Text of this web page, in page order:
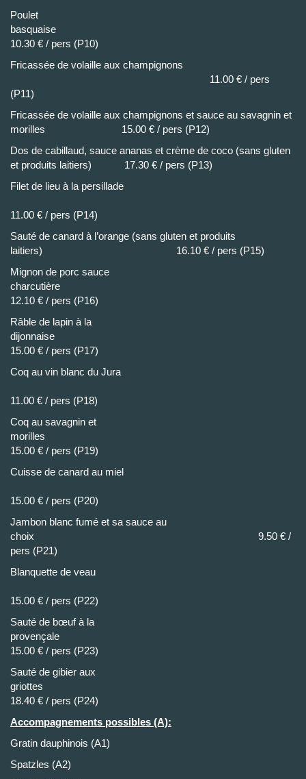
Poulet
10.30 € / pers (P10)
Fricassée de volaille aux champignons
11.00 € / pers
(P11)
Fricassée de volaille aux champignons et sauce au savagnin et
morilles 15.00 € / pers (P12)
Dos de cabillaud, sauce ananas et crème de coco (sans gluten
et produits laitiers) 17.30 € / pers (P13)
Filet de lieu à la persillade
11.00 € / pers (P14)
Sauté de canard à l’orange (sans gluten et produits
laitiers) 16.10 € / pers (P15)
Mignon de porc sauce
charcutière
12.10 € / pers (P16)
Râble de lapin à la
15.00 € / pers (P17)
Coq au vin blanc du Jura
11.00 € / pers (P18)
Coq au savagnin et
15.00 € / pers (P19)
Cuisse de canard au miel
15.00 € / pers (P20)
Jambon blanc fumé et sa sauce au
choix 9.50 € /
pers (P21)
Blanquette de veau
15.00 € / pers (P22)
Sauté de bœuf à la
15.00 € / pers (P23)
Sauté de gibier aux
18.40 € / pers (P24)
Accompagnements possibles (A):
Gratin dauphinois (A1)
Spatzles (A2)